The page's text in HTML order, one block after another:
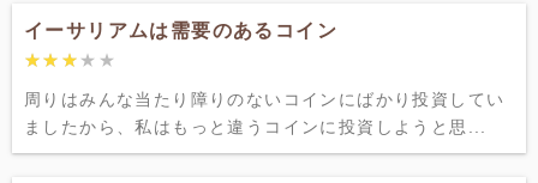
イーサリアムは需要のあるコイン
★★★★★
★★★★★
周りはみんな当たり障りのないコインにばかり投資してい
ましたから、私はもっと違うコインに投資しようと思...